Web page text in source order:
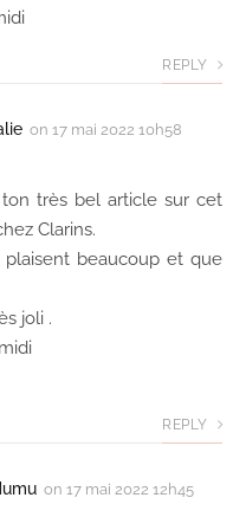
REPLY
on 17 mai 2022 10h58
très bel article sur cet
Clarins.
beaucoup et que
joli .
REPLY
on 17 mai 2022 12h45